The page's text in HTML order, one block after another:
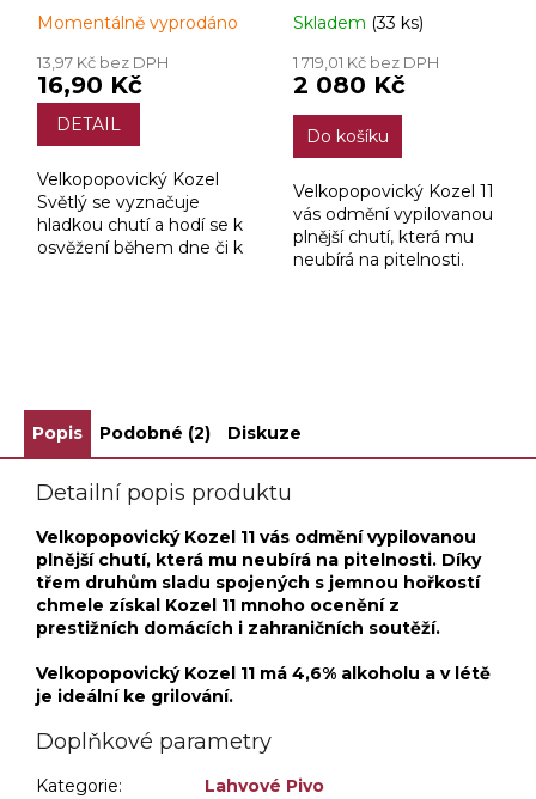
Momentálně vyprodáno
13,97 Kč bez DPH
16,90 Kč
DETAIL
Velkopopovický Kozel
Světlý se vyznačuje
hladkou chutí a hodí se k
osvěžení během dne či k
Skladem (33 ks)
1 719,01 Kč bez DPH
2 080 Kč
Do košíku
Velkopopovický Kozel 11
vás odmění vypilovanou
plnější chutí, která mu
neubírá na pitelnosti.
Popis Podobné (2) Diskuze
Detailní popis produktu
Velkopopovický Kozel 11 vás odmění vypilovanou
plnější chutí, která mu neubírá na pitelnosti. Díky
třem druhům sladu spojených s jemnou hořkostí
chmele získal Kozel 11 mnoho ocenění z
prestižních domácích i zahraničních soutěží.
Velkopopovický Kozel 11 má 4,6% alkoholu a v létě
je ideální ke grilování.
Doplňkové parametry
Kategorie:
Lahvové Pivo